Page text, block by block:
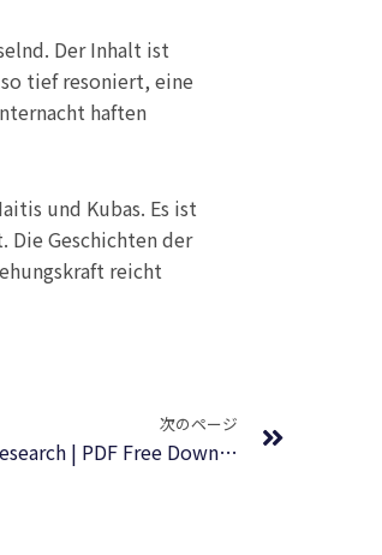
Der Inhalt ist
tief resoniert, eine
haften
und Kubas. Es ist
Die Geschichten der
reicht
次のページ
A Mathematics Course for Political and Social Research | PDF Free Download